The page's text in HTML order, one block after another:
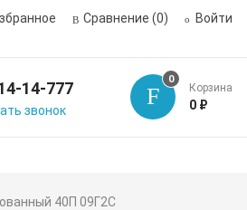
Сравнение (0) Войти
14-777
звонок
0
Корзина
0 ₽
40П 09Г2С